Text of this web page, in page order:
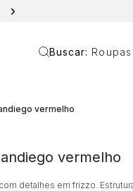
Buscar:
vermelho
vermelho
detalhes em frizzo.